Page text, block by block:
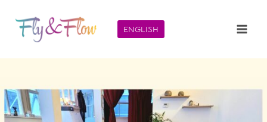
Inhalt
springen
ENGLISH